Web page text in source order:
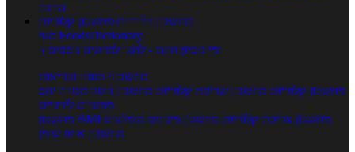
הרבה
מחשבון קלוריות מחשבון קלוריות
מנוי FoodsDictionary
5 ימי ניסיון חינם - לחצו לפרטים נוספים
מחשבוני תזונה ובריאות
מחשבון קלוריות מחשבון שריפת קלוריות מחשבון דופק מטרה יחס
מותניים לירכיים
מחשבון BMI
מחשבון צריכת קלוריות מחשבון מינונים מומלצים
מחשבון אחוז שומן